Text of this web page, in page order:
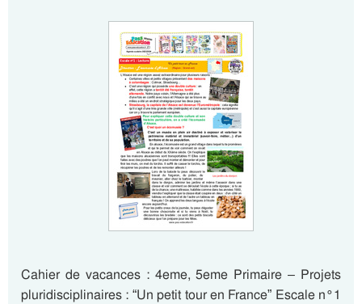
Cahier de vacances : 4eme, 5eme Primaire – Projets
pluridisciplinaires : “Un petit tour en France” Escale n°1